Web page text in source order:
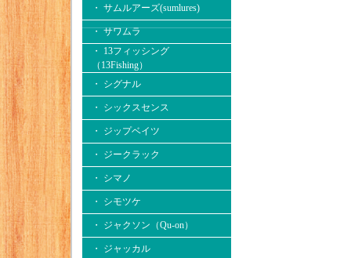
・ サムルアーズ(sumlures)
・ サワムラ
・ 13フィッシング
（13Fishing）
・ シグナル
・ シックスセンス
・ ジップベイツ
・ ジークラック
・ シマノ
・ シモツケ
・ ジャクソン（Qu-on）
・ ジャッカル